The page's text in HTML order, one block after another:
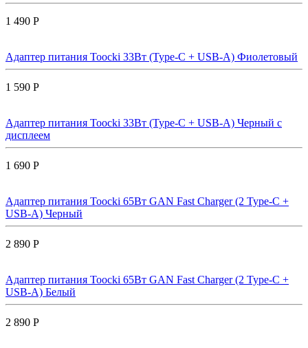
1 490 Р
Адаптер питания Toocki 33Вт (Type-C + USB-A) Фиолетовый
1 590 Р
Адаптер питания Toocki 33Вт (Type-C + USB-A) Черный с
дисплеем
1 690 Р
Адаптер питания Toocki 65Вт GAN Fast Charger (2 Type-C +
USB-A) Черный
2 890 Р
Адаптер питания Toocki 65Вт GAN Fast Charger (2 Type-C +
USB-A) Белый
2 890 Р